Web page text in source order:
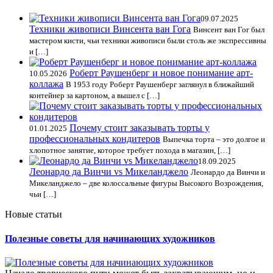
09.07.2025
Техники живописи Винсента ван Гога Винсент ван Гог был
мастером кисти, чьи техники живописи были столь же экспрессивны
и […]
10.05.2026 Роберт Раушенберг и новое понимание арт-
коллажа В 1953 году Роберт Раушенберг заглянул в ближайший
контейнер за картоном, а вышел с […]
01.01.2025 Почему стоит заказывать торты у
профессиональных кондитеров Выпечка торта – это долгое и
хлопотное занятие, которое требует похода в магазин, […]
18.09.2025
Леонардо да Винчи vs Микеланджело Леонардо да Винчи и
Микеланджело – две колоссальные фигуры Высокого Возрождения,
чьи […]
Новые статьи
Полезные советы для начинающих художников